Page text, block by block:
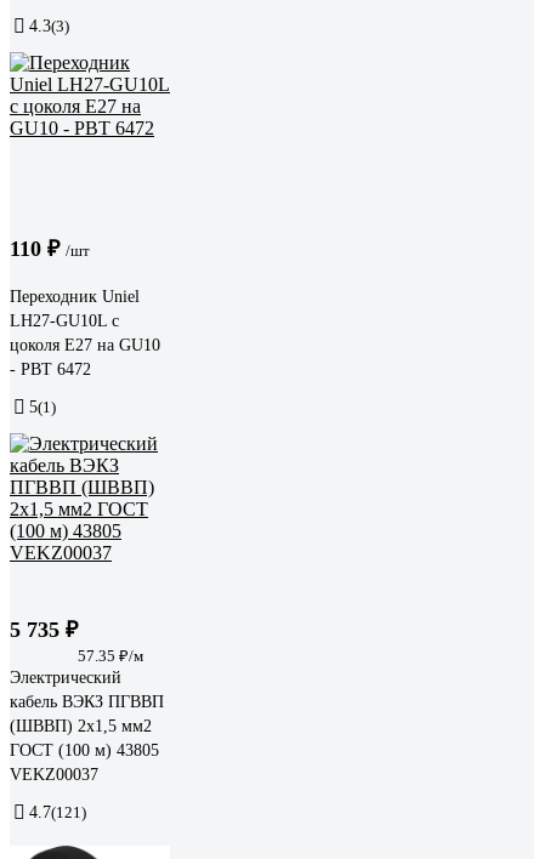
4.3(3)
110 ₽ /шт
Переходник Uniel
LH27-GU10L с
цоколя Е27 на GU10
- PBT 6472
5(1)
5 735 ₽
57.35 ₽/м
Электрический
кабель ВЭКЗ ПГВВП
(ШВВП) 2x1,5 мм2
ГОСТ (100 м) 43805
VEKZ00037
4.7(121)